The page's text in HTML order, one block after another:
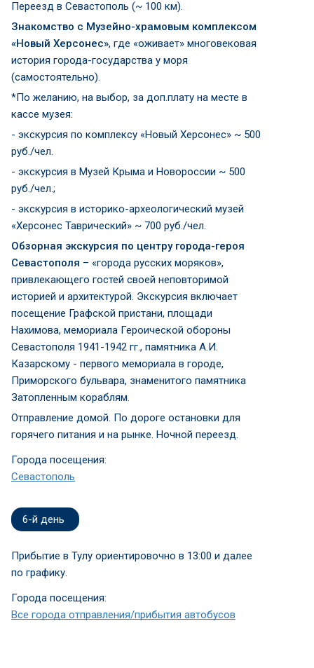
Переезд в Севастополь (~ 100 км).
Знакомство с Музейно-храмовым комплексом
«Новый Херсонес», где «оживает» многовековая
история города-государства у моря
(самостоятельно).
*По желанию, на выбор, за доп.плату на месте в
кассе музея:
- экскурсия по комплексу «Новый Херсонес» ~ 500
руб./чел.
- экскурсия в Музей Крыма и Новороссии ~ 500
руб./чел.;
- экскурсия в историко-археологический музей
«Херсонес Таврический» ~ 700 руб./чел.
Обзорная экскурсия по центру города-героя
Севастополя – «города русских моряков»,
привлекающего гостей своей неповторимой
историей и архитектурой. Экскурсия включает
посещение Графской пристани, площади
Нахимова, мемориала Героической обороны
Севастополя 1941-1942 гг., памятника А.И.
Казарскому - первого мемориала в городе,
Приморского бульвара, знаменитого памятника
Затопленным кораблям.
Отправление домой. По дороге остановки для
горячего питания и на рынке. Ночной переезд.
Города посещения:
Севастополь
6-й день
Прибытие в Тулу ориентировочно в 13:00 и далее
по графику.
Города посещения:
Все города отправления/прибытия автобусов